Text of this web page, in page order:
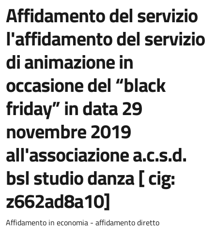
Affidamento del servizio
l'affidamento del servizio
di animazione in
occasione del “black
friday” in data 29
novembre 2019
all'associazione a.c.s.d.
bsl studio danza [ cig:
z662ad8a10]
Dettaglio del documento
Affidamento in economia - affidamento diretto